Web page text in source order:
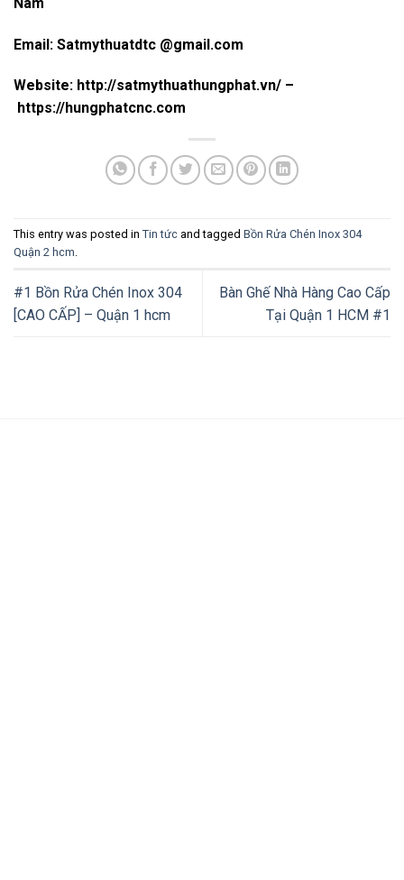
Email: Satmythuatdtc @gmail.com
Website: http://satmythuathungphat.vn/ –
https://hungphatcnc.com
This entry was posted in Tin tức and tagged Bồn Rửa Chén Inox 304
Quận 2 hcm
#1 Bồn Rửa Chén Inox 304
[CAO CẤP] – Quận 1 hcm
Bàn Ghế Nhà Hàng Cao Cấp
Tại Quận 1 HCM #1